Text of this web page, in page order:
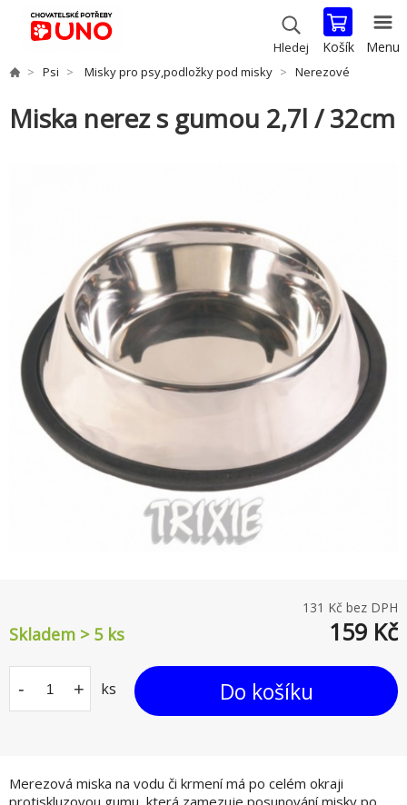
Hledej Košík Menu
Psi Misky pro psy,podložky pod misky Nerezové
Miska nerez s gumou 2,7l / 32cm
Merezová miska na vodu či krmení má po celém okraji
131 Kč bez DPH
Skladem > 5 ks 159 Kč
- + ks Do košíku